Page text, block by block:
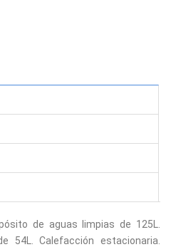
de aguas limpias de 125L.
54L. Calefacción estacionaria.